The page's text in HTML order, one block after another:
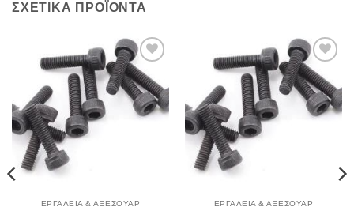
ΣΧΕΤΙΚΆ ΠΡΟΪΌΝΤΑ
Πρόσθήκη
στην λίστα
επιθυμιών
ΕΡΓΑΛΕΊΑ & ΑΞΕΣΟΥΆΡ
Πρόσθήκη
στην λίστα
επιθυμιών
ΕΡΓΑΛΕΊΑ & ΑΞΕΣΟΥΆΡ